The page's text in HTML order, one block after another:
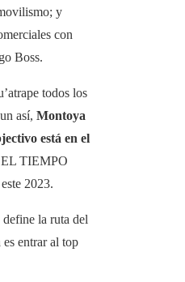
y
con
Boss.
todos los
así, Montoya
está en el
EL TIEMPO
2023.
la ruta del
entrar al top